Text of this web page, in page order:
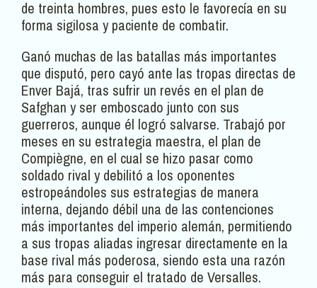
de treinta hombres, pues esto le favorecía en su
forma sigilosa y paciente de combatir.
Ganó muchas de las batallas más importantes
que disputó, pero cayó ante las tropas directas de
Enver Bajá, tras sufrir un revés en el plan de
Safghan y ser emboscado junto con sus
guerreros, aunque él logró salvarse. Trabajó por
meses en su estrategia maestra, el plan de
Compiègne, en el cual se hizo pasar como
soldado rival y debilitó a los oponentes
estropeándoles sus estrategias de manera
interna, dejando débil una de las contenciones
más importantes del imperio alemán, permitiendo
a sus tropas aliadas ingresar directamente en la
base rival más poderosa, siendo esta una razón
más para conseguir el tratado de Versalles.